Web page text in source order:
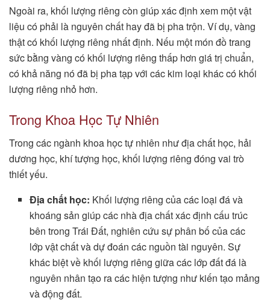
Ngoài ra, khối lượng riêng còn giúp xác định xem một vật
liệu có phải là nguyên chất hay đã bị pha trộn. Ví dụ, vàng
thật có khối lượng riêng nhất định. Nếu một món đồ trang
sức bằng vàng có khối lượng riêng thấp hơn giá trị chuẩn,
có khả năng nó đã bị pha tạp với các kim loại khác có khối
lượng riêng nhỏ hơn.
Trong Khoa Học Tự Nhiên
Trong các ngành khoa học tự nhiên như địa chất học, hải
dương học, khí tượng học, khối lượng riêng đóng vai trò
thiết yếu.
Địa chất học: Khối lượng riêng của các loại đá và
khoáng sản giúp các nhà địa chất xác định cấu trúc
bên trong Trái Đất, nghiên cứu sự phân bố của các
lớp vật chất và dự đoán các nguồn tài nguyên. Sự
khác biệt về khối lượng riêng giữa các lớp đất đá là
nguyên nhân tạo ra các hiện tượng như kiến tạo mảng
và động đất.